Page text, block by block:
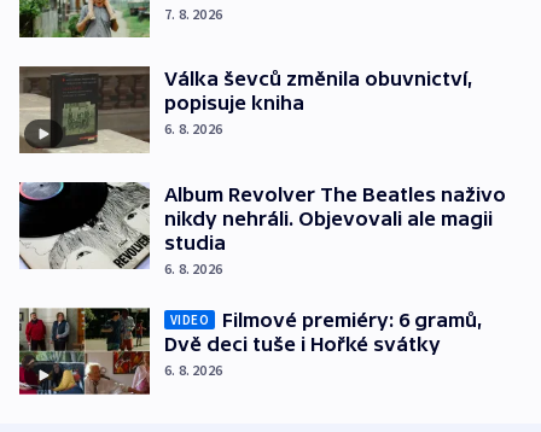
7. 8. 2026
Válka ševců změnila obuvnictví,
popisuje kniha
6. 8. 2026
Album Revolver The Beatles naživo
nikdy nehráli. Objevovali ale magii
studia
6. 8. 2026
VIDEO
Filmové premiéry: 6 gramů,
Dvě deci tuše i Hořké svátky
6. 8. 2026